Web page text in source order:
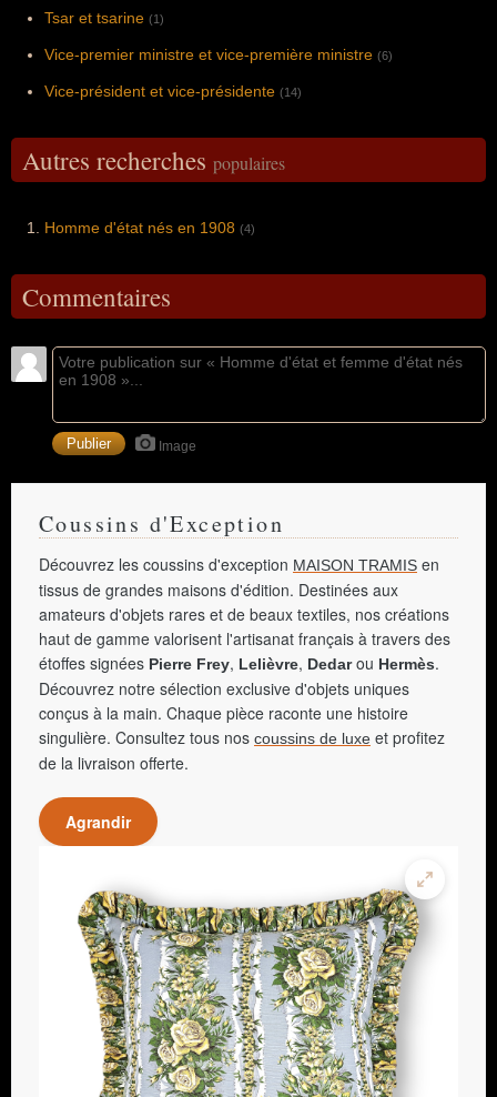
Tsar et tsarine (1)
Vice-premier ministre et vice-première ministre (6)
Vice-président et vice-présidente (14)
Autres recherches populaires
Homme d'état nés en 1908 (4)
Commentaires
Image
Coussins d'Exception
Découvrez les coussins d'exception MAISON TRAMIS en
tissus de grandes maisons d'édition. Destinées aux
amateurs d'objets rares et de beaux textiles, nos créations
haut de gamme valorisent l'artisanat français à travers des
étoffes signées Pierre Frey, Lelièvre, Dedarou Hermès.
Découvrez notre sélection exclusive d'objets uniques
conçus à la main. Chaque pièce raconte une histoire
singulière. Consultez tous nos coussins de luxe et profitez
de la livraison offerte.
Agrandir